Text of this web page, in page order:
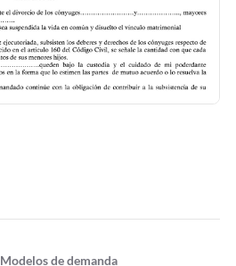
Modelos de demanda